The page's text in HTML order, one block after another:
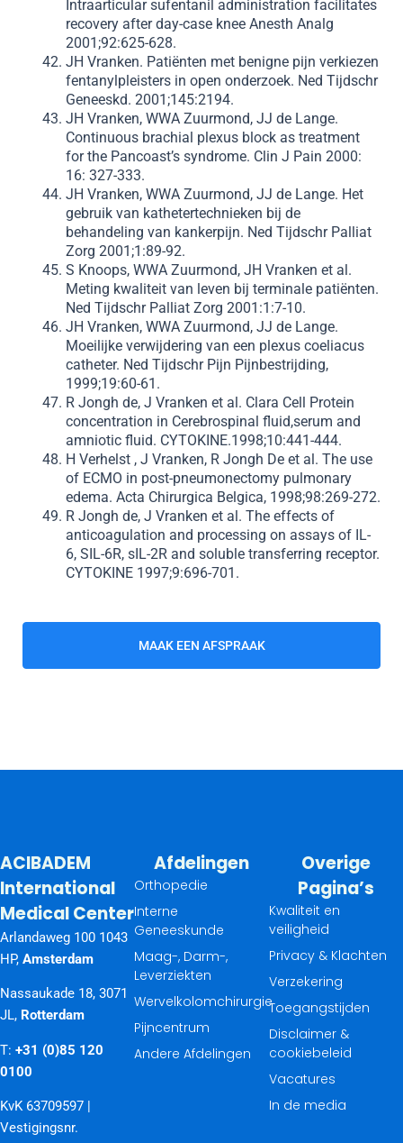
Intraarticular sufentanil administration facilitates
recovery after day-case knee Anesth Analg
2001;92:625-628.
JH Vranken. Patiënten met benigne pijn verkiezen
fentanylpleisters in open onderzoek. Ned Tijdschr
Geneeskd. 2001;145:2194.
JH Vranken, WWA Zuurmond, JJ de Lange.
Continuous brachial plexus block as treatment
for the Pancoast’s syndrome. Clin J Pain 2000:
16: 327-333.
JH Vranken, WWA Zuurmond, JJ de Lange. Het
gebruik van kathetertechnieken bij de
behandeling van kankerpijn. Ned Tijdschr Palliat
Zorg 2001;1:89-92.
S Knoops, WWA Zuurmond, JH Vranken et al.
Meting kwaliteit van leven bij terminale patiënten.
Ned Tijdschr Palliat Zorg 2001:1:7-10.
JH Vranken, WWA Zuurmond, JJ de Lange.
Moeilijke verwijdering van een plexus coeliacus
catheter. Ned Tijdschr Pijn Pijnbestrijding,
1999;19:60-61.
R Jongh de, J Vranken et al. Clara Cell Protein
concentration in Cerebrospinal fluid,serum and
amniotic fluid. CYTOKINE.1998;10:441-444.
H Verhelst , J Vranken, R Jongh De et al. The use
of ECMO in post-pneumonectomy pulmonary
edema. Acta Chirurgica Belgica, 1998;98:269-272.
R Jongh de, J Vranken et al. The effects of
anticoagulation and processing on assays of IL-
6, SIL-6R, sIL-2R and soluble transferring receptor.
CYTOKINE 1997;9:696-701.
MAAK EEN AFSPRAAK
ACIBADEM
International
Medical Center
Arlandaweg 100 1043
HP, Amsterdam
Nassaukade 18, 3071
JL, Rotterdam
T: +31 (0)85 120
0100
KvK 63709597 |
Vestigingsnr.
Afdelingen
Orthopedie
Interne
Geneeskunde
Maag-, Darm-,
Leverziekten
Wervelkolomchirurgie
Pijncentrum
Andere Afdelingen
Overige
Pagina’s
Kwaliteit en
veiligheid
Privacy & Klachten
Verzekering
Toegangstijden
Disclaimer &
cookiebeleid
Vacatures
In de media